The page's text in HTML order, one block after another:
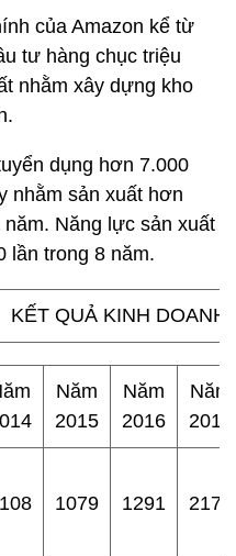
của Amazon kể từ
tư hàng chục triệu
nhằm xây dựng kho
dụng hơn 7.000
nhằm sản xuất hơn
Năng lực sản xuất
lần trong 8 năm.
KẾT QUẢ KINH DOANH
Năm
2015
Năm
2016
Năm
2017
1079 1291 2170